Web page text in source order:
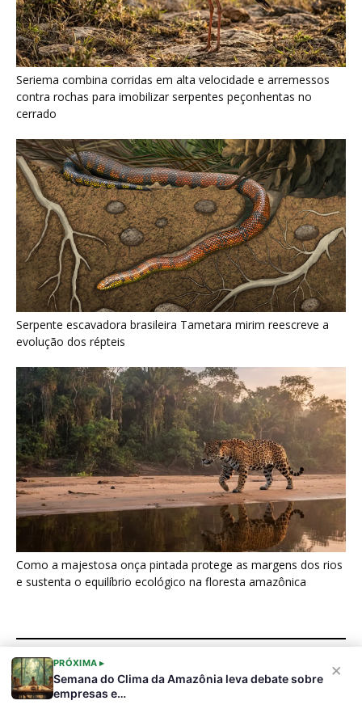
×
PRÓXIMA ▸
Semana do Clima da Amazônia leva debate sobre
empresas e…
Serpente escavadora brasileira Tametara mirim reescreve a
evolução dos répteis
Como a majestosa onça pintada protege as margens dos rios
e sustenta o equilíbrio ecológico na floresta amazônica
Últimas noticias
Nova espécie de rã é descoberta em florestas
do Acre
5 de agosto de 2026
Fertilizante inteligente da USP pode regenerar
solos degradados
5 de agosto de 2026
5 de agosto de 2026
Um simples tapete de musgo escondia